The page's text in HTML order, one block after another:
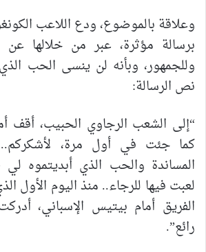
وعلاقة بالموضوع، ودع اللاعب
برسالة مؤثرة، عبر من خلالها
وللجمهور، وبأنه لن ينسى الحب
نص الرسالة:
“إلى الشعب الرجاوي الحبيب، أقف
كما جئت في أول مرة،
المساندة والحب الذي أبديتموه لي
لعبت فيها للرجاء.. منذ اليوم الأول
الفريق أمام بيتيس الإسباني،
رائع”.